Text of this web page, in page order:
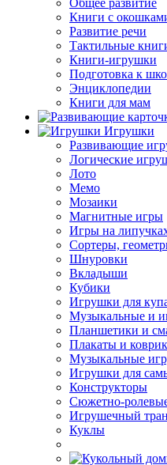
Общее развитие
Книги с
Развитие речи
Тактильные
Книги-игрушки
Подготовка к
Энциклопедии
Книги для мам
Игрушки
Развивающие
Логические
Лото
Мемо
Мозаики
Магнитные игры
Игры на
Сортеры,
Шнуровки
Вкладыши
Кубики
Игрушки для
Музыкальные и
Планшетики и
Плакаты и
Музыкальные
Игрушки для
Конструкторы
Сюжетно-
Игрушечный
Куклы